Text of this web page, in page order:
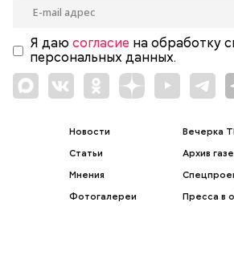
Я даю согласие на обработку
персональных данных.
Новости
Статьи
Мнения
Фотогалереи
Вечерка
Архив
Пресса в